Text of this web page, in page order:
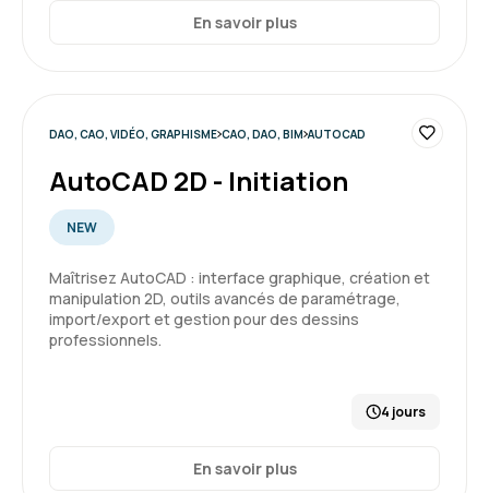
En savoir plus
DAO, CAO, VIDÉO, GRAPHISME CAO, DAO, BIM AUTOCAD
AutoCAD 2D - Initiation
NEW
Maîtrisez AutoCAD : interface graphique, création et
manipulation 2D, outils avancés de paramétrage,
import/export et gestion pour des dessins
professionnels.
4 jours
En savoir plus